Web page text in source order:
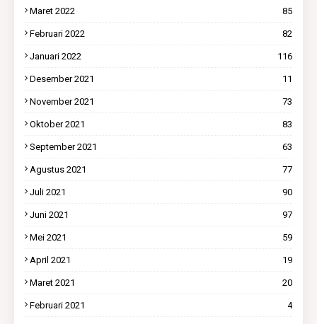
Maret 2022 85
Februari 2022 82
Januari 2022 116
Desember 2021 11
November 2021 73
Oktober 2021 83
September 2021 63
Agustus 2021 77
Juli 2021 90
Juni 2021 97
Mei 2021 59
April 2021 19
Maret 2021 20
Februari 2021 4